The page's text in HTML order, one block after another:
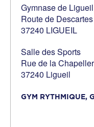
Gymnase de Ligueil
Route de Descartes
37240 LIGUEIL
Salle des Sports
Rue de la
37240 Ligueil
GYM RYTHMIQUE,